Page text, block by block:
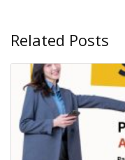
Related Posts